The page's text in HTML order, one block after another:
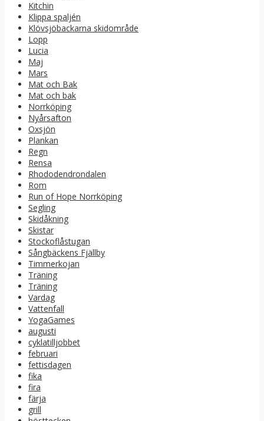
Kitchin
Klippa spaljén
Klövsjöbackarna skidområde
Lopp
Lucia
Maj
Mars
Mat och Bak
Mat och bak
Norrköping
Nyårsafton
Oxsjön
Plankan
Regn
Rensa
Rhododendrondalen
Rom
Run of Hope Norrköping
Segling
Skidåkning
Skistar
Stockoflåstugan
Sångbäckens Fjällby
Timmerkojan
Träning
Träning
Vardag
Vattenfall
YogaGames
augusti
cyklatilljobbet
februari
fettisdagen
fika
fira
färja
grill